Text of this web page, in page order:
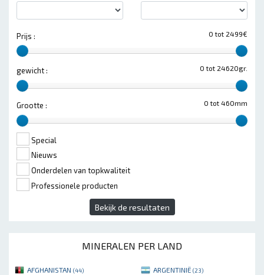
0 tot 2499€
Prijs :
0 tot 24620gr.
gewicht :
0 tot 460mm
Grootte :
Special
Nieuws
Onderdelen van topkwaliteit
Professionele producten
Bekijk de resultaten
MINERALEN PER LAND
AFGHANISTAN (44) ARGENTINIË (23)